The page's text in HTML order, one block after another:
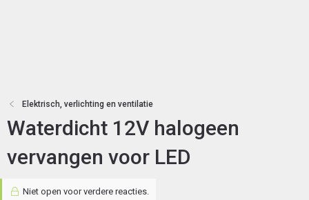
Elektrisch, verlichting en ventilatie
Waterdicht 12V halogeen
vervangen voor LED
Niet open voor verdere reacties.